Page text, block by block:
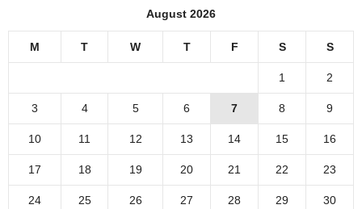
August 2026
M T W T F S S
1 2
3 4 5 6 7 8 9
10 11 12 13 14 15 16
17 18 19 20 21 22 23
24 25 26 27 28 29 30